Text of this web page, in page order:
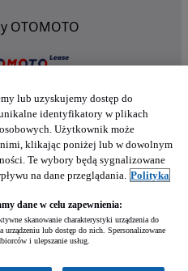
OTOMOTO
twoim telefonie
lub uzyskujemy dostęp do
identyfikatory w plikach
Użytkownik może
klikając poniżej lub w dowolnym
Te wybory będą sygnalizowane
na dane przeglądania. Polityka
dane w celu zapewnienia:
skanowanie charakterystyki urządzenia do
lub dostęp do nich. Spersonalizowane
i ulepszanie usług.